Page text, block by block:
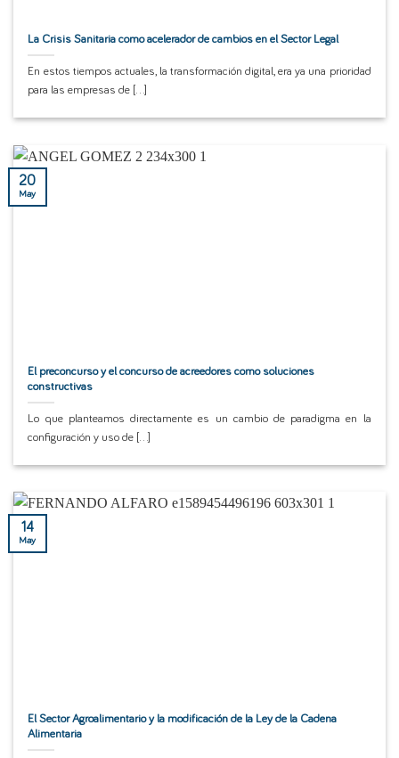
La Crisis Sanitaria como acelerador de cambios en el Sector Legal
En estos tiempos actuales, la transformación digital, era ya una prioridad
para las empresas de [...]
El preconcurso y el concurso de acreedores como soluciones
constructivas
Lo que planteamos directamente es un cambio de paradigma en la
configuración y uso de [...]
20
May
El Sector Agroalimentario y la modificación de la Ley de la Cadena
Alimentaria
14
May